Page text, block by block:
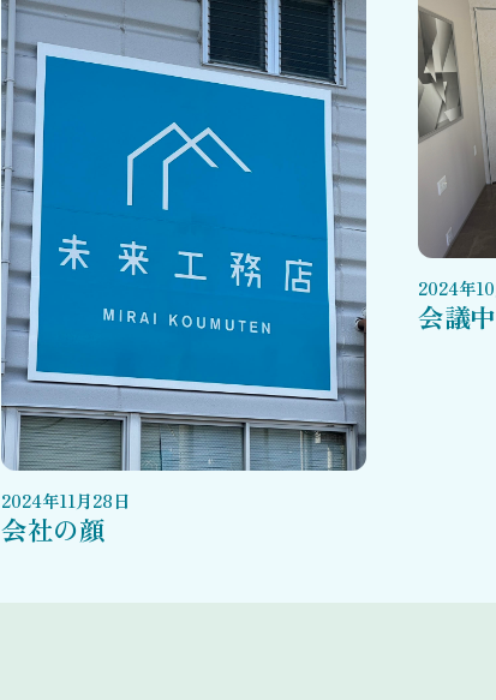
2024年11月28日
会社の顔
2024年10
会議中